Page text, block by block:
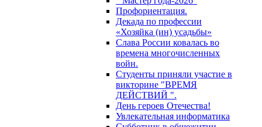
Профориентация.
Декада по профессии
«Хозяйка (ин) усадьбы»
Слава России ковалась во
времена многочисленных
войн.
Cтуденты приняли участие в
викторине "ВРЕМЯ
ДЕЙСТВИЙ ".
День героев Отечества!
Увлекательная информатика